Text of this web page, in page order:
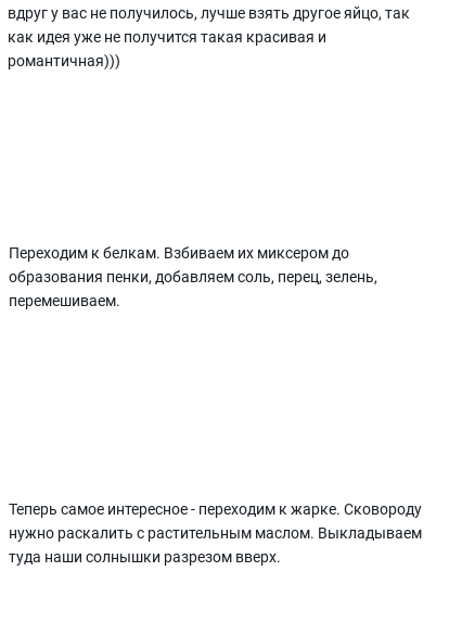
вдруг у вас не получилось, лучше взять другое яйцо, так
как идея уже не получится такая красивая и
романтичная)))
Переходим к белкам. Взбиваем их миксером до
образования пенки, добавляем соль, перец, зелень,
перемешиваем.
Теперь самое интересное - переходим к жарке. Сковороду
нужно раскалить с растительным маслом. Выкладываем
туда наши солнышки разрезом вверх.